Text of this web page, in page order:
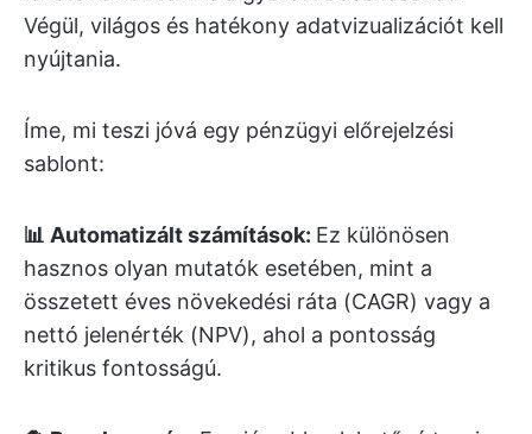
Végül, világos és hatékony adatvizualizációt kell
nyújtania.
Íme, mi teszi jóvá egy pénzügyi előrejelzési
sablont:
📊 Automatizált számítások: Ez különösen
hasznos olyan mutatók esetében, mint a
összetett éves növekedési ráta (CAGR) vagy a
nettó jelenérték (NPV), ahol a pontosság
kritikus fontosságú.